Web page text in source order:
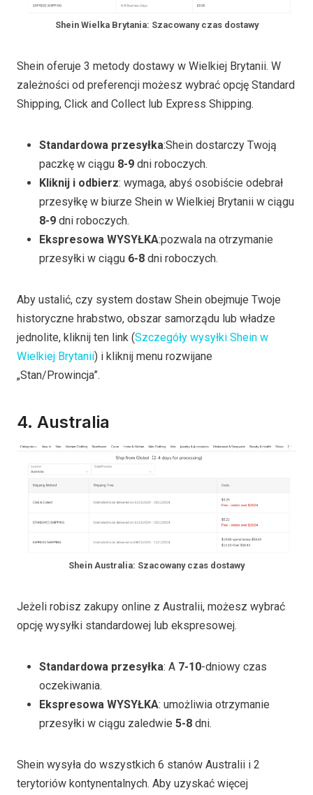
Shein Wielka Brytania: Szacowany czas dostawy
Shein oferuje 3 metody dostawy w Wielkiej Brytanii. W
zależności od preferencji możesz wybrać opcję Standard
Shipping, Click and Collect lub Express Shipping.
Standardowa przesyłka:Shein dostarczy Twoją
paczkę w ciągu 8-9 dni roboczych.
Kliknij i odbierz: wymaga, abyś osobiście odebrał
przesyłkę w biurze Shein w Wielkiej Brytanii w ciągu
8-9 dni roboczych.
Ekspresowa WYSYŁKA:pozwala na otrzymanie
przesyłki w ciągu 6-8 dni roboczych.
Aby ustalić, czy system dostaw Shein obejmuje Twoje
historyczne hrabstwo, obszar samorządu lub władze
jednolite, kliknij ten link (Szczegóły wysyłki Shein w
Wielkiej Brytanii) i kliknij menu rozwijane
„Stan/Prowincja”.
4. Australia
Shein Australia: Szacowany czas dostawy
Jeżeli robisz zakupy online z Australii, możesz wybrać
opcję wysyłki standardowej lub ekspresowej.
Standardowa przesyłka: A 7-10-dniowy czas
oczekiwania.
Ekspresowa WYSYŁKA: umożliwia otrzymanie
przesyłki w ciągu zaledwie 5-8 dni.
Shein wysyła do wszystkich 6 stanów Australii i 2
terytoriów kontynentalnych. Aby uzyskać więcej